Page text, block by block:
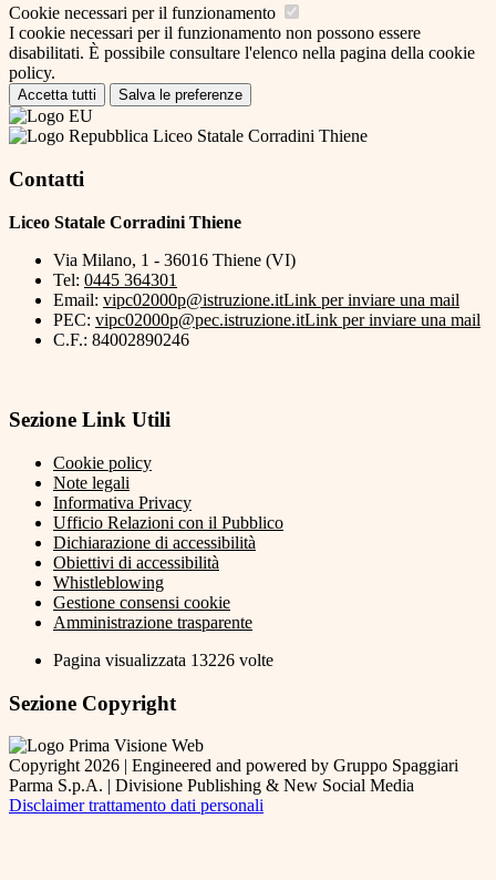
Cookie necessari per il funzionamento
I cookie necessari per il funzionamento non possono essere
disabilitati. È possibile consultare l'elenco nella pagina della cookie
policy.
Accetta tutti Salva le preferenze
Liceo Statale Corradini Thiene
Contatti
Liceo Statale Corradini Thiene
Via Milano, 1 - 36016 Thiene (VI)
Tel: 0445 364301
Email: vipc02000p@istruzione.itLink per inviare una mail
PEC: vipc02000p@pec.istruzione.itLink per inviare una mail
C.F.: 84002890246
Sezione Link Utili
Cookie policy
Note legali
Informativa Privacy
Ufficio Relazioni con il Pubblico
Dichiarazione di accessibilità
Obiettivi di accessibilità
Whistleblowing
Gestione consensi cookie
Amministrazione trasparente
Pagina visualizzata 13226 volte
Sezione Copyright
Copyright 2026 | Engineered and powered by Gruppo Spaggiari
Parma S.p.A. | Divisione Publishing & New Social Media
Disclaimer trattamento dati personali